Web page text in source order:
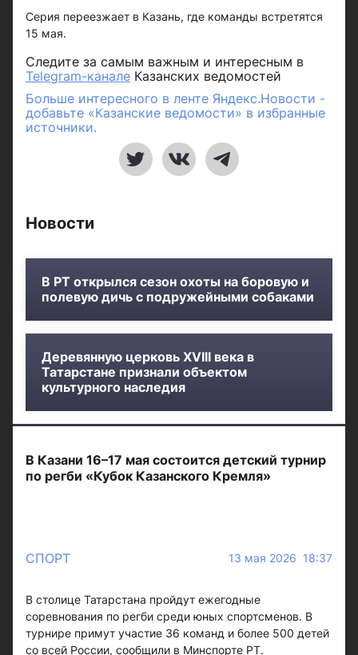
Серия переезжает в Казань, где команды встретятся
15 мая.
Следите за самым важным и интересным в
Telegram-канале Казанских ведомостей
Больше интересного в ленте Яндекс.Новости -
добавьте «Казанские ведомости» в избранные
источники.
Новости
В РТ открылся сезон охоты на боровую и
полевую дичь с подружейными собаками
Деревянную церковь XVIII века в
Татарстане признали объектом
культурного наследия
В Казани 16–17 мая состоится детский турнир
по регби «Кубок Казанского Кремля»
СПОРТ 13 мая 2026 18:37
В столице Татарстана пройдут ежегодные
соревнования по регби среди юных спортсменов. В
турнире примут участие 36 команд и более 500 детей
со всей России, сообщили в Минспорте РТ.